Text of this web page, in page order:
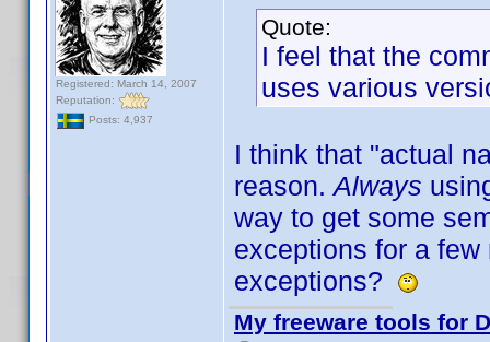
Registered: March 14, 2007
Reputation:
Posts: 4,937
Quote:
I feel that the
uses various
I think that "actual
reason.Always
way to get some
exceptions for a
exceptions?
My freeware tools for